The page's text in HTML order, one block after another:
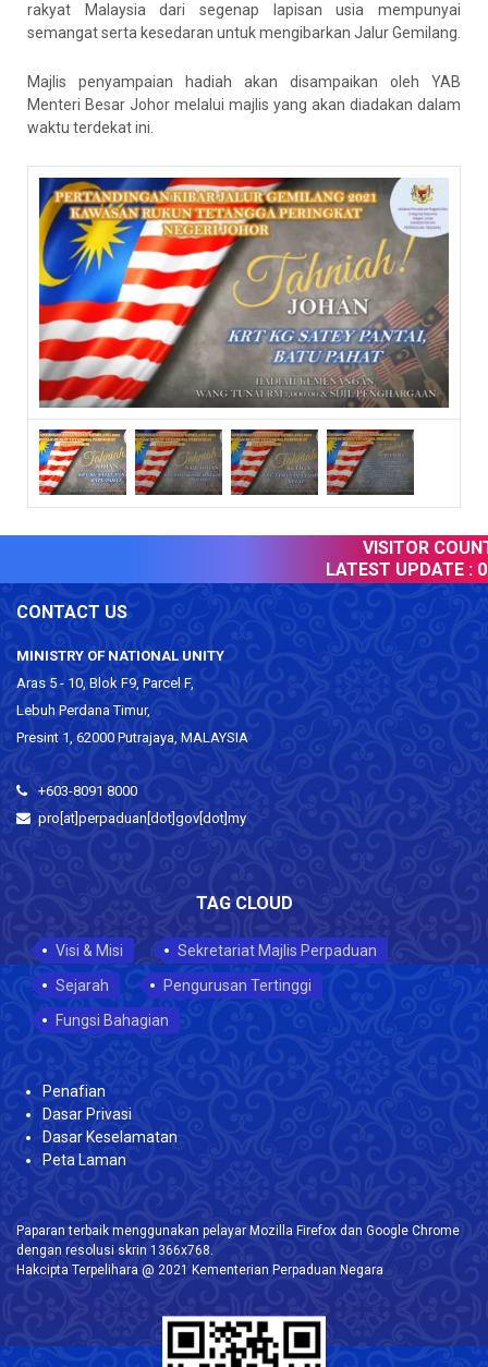
rakyat Malaysia dari segenap lapisan usia mempunyai
semangat serta kesedaran untuk mengibarkan Jalur Gemilang.
Majlis penyampaian hadiah akan disampaikan oleh YAB
Menteri Besar Johor melalui majlis yang akan diadakan dalam
waktu terdekat ini.
VISITOR
LATEST UPDATE :
CONTACT US
MINISTRY OF NATIONAL UNITY
Aras 5 - 10, Blok F9, Parcel F,
Lebuh Perdana Timur,
Presint 1, 62000 Putrajaya, MALAYSIA
+603-8091 8000
pro[at]perpaduan[dot]gov[dot]my
TAG CLOUD
Visi & Misi
Sekretariat Majlis Perpaduan
Sejarah
Pengurusan Tertinggi
Fungsi Bahagian
Penafian
Dasar Privasi
Dasar Keselamatan
Peta Laman
Paparan terbaik menggunakan pelayar Mozilla Firefox dan Google Chrome
dengan resolusi skrin 1366x768.
Hakcipta Terpelihara @ 2021 Kementerian Perpaduan Negara